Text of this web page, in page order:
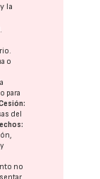
y la
o
para
del
no